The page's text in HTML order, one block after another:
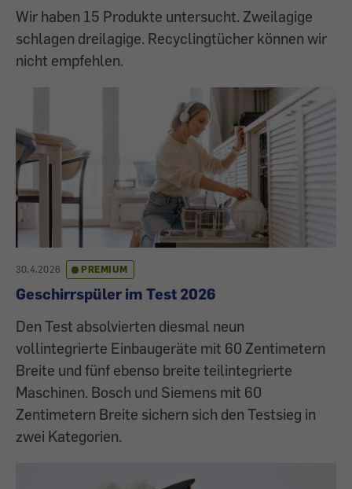
Wir haben 15 Produkte untersucht. Zweilagige
schlagen dreilagige. Recyclingtücher können wir
nicht empfehlen.
30.4.2026 PREMIUM
Geschirrspüler im Test 2026
Den Test absolvierten diesmal neun
vollintegrierte Einbaugeräte mit 60 Zentimetern
Breite und fünf ebenso breite teilintegrierte
Maschinen. Bosch und Siemens mit 60
Zentimetern Breite sichern sich den Testsieg in
zwei Kategorien.